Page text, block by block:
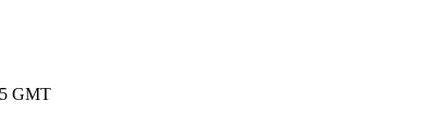
GMT